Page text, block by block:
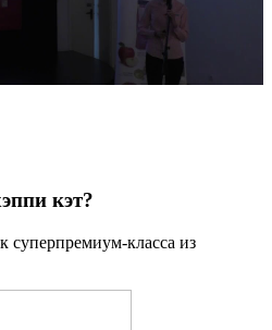
кэт?
суперпремиум-класса из